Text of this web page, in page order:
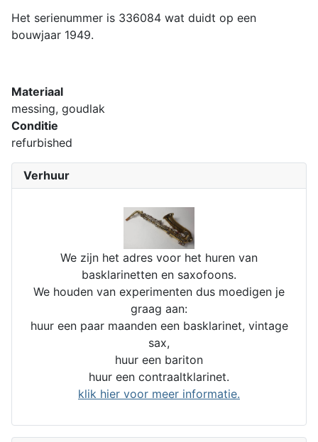
Verhuur
We zijn het adres voor het huren van
basklarinetten en saxofoons.
We houden van experimenten dus moedigen je
graag aan:
huur een paar maanden een basklarinet, vintage
sax,
huur een bariton
huur een contraaltklarinet.
klik hier voor meer informatie.
Het serienummer is 336084 wat duidt op een
bouwjaar 1949.
Materiaal
messing, goudlak
Conditie
refurbished